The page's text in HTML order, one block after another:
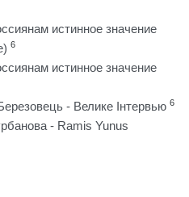
истинное значение
6
истинное значение
- Велике Інтервью 6
- Ramis Yunus